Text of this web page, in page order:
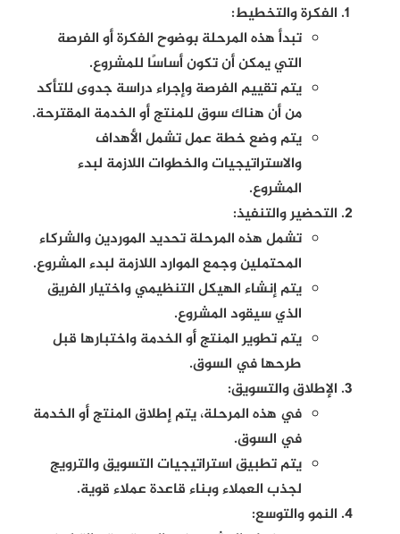
الفكرة والتخطيط:
تبدأ هذه المرحلة بوضوح الفكرة أو الفرصة
التي يمكن أن تكون أساسًا للمشروع.
يتم تقييم الفرصة وإجراء دراسة جدوى للتأكد
من أن هناك سوق للمنتج أو الخدمة المقترحة.
يتم وضع خطة عمل تشمل الأهداف
والاستراتيجيات والخطوات اللازمة لبدء
المشروع.
التحضير والتنفيذ:
تشمل هذه المرحلة تحديد الموردين والشركاء
المحتملين وجمع الموارد اللازمة لبدء المشروع.
يتم إنشاء الهيكل التنظيمي واختيار الفريق
الذي سيقود المشروع.
يتم تطوير المنتج أو الخدمة واختبارها قبل
طرحها في السوق.
الإطلاق والتسويق:
في هذه المرحلة، يتم إطلاق المنتج أو الخدمة
في السوق.
يتم تطبيق استراتيجيات التسويق والترويج
لجذب العملاء وبناء قاعدة عملاء قوية.
النمو والتوسع: